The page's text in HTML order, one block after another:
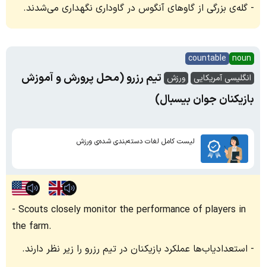
گله‌ی بزرگی از گاوهای آنگوس در گاوداری نگهداری می‌شدند.
noun
countable
انگلیسی آمریکایی
ورزش تیم رزرو (محل پرورش و آموزش
بازیکنان جوان بیسبال)
لیست کامل لغات دسته‌بندی شده‌ی ورزش
Scouts closely monitor the performance of players in
the farm.
استعدادیاب‌ها عملکرد بازیکنان در تیم رزرو را زیر نظر دارند.